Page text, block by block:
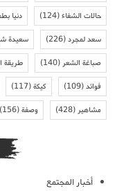
حالات الشفاء(124) دنيا
سعد لمجرد(226) سعيدة
صباغة الشعر(140) طريقة
فوائد(109) كيكة(117)
مشاهير(428) وصفة(156)
أخبار المجتمع